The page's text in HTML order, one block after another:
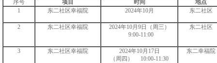
序号
项目 时间
地点
1
东二社区幸福院 2024年10月 东二社区
2 东二社区幸福院
2024年10月9日（周三）
9:00-11:00
东二社区
3 东二社区幸福院
2024年10月17日
（周四） 10:00-11:30
东二幸福院